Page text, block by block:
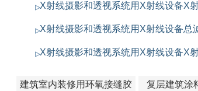
X射线摄影和透视系统用X射线设备X
X射线摄影和透视系统用X射线设备总
X射线摄影和透视系统用X射线设备X
建筑室内装修用环氧接缝胶
复层建筑涂